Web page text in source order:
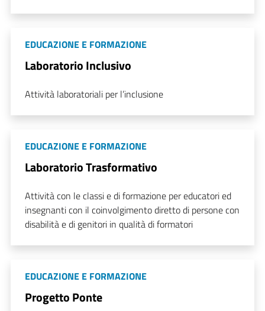
EDUCAZIONE E FORMAZIONE
Laboratorio Inclusivo
Attività laboratoriali per l’inclusione
EDUCAZIONE E FORMAZIONE
Laboratorio Trasformativo
Attività con le classi e di formazione per educatori ed
insegnanti con il coinvolgimento diretto di persone con
disabilità e di genitori in qualità di formatori
EDUCAZIONE E FORMAZIONE
Progetto Ponte